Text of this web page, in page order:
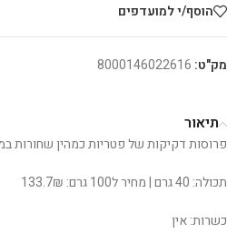
הוסף/י למועדפים
מק"ט: 8000146022616
תיאור
פרוסות דקיקות של פטריות כמהין שחורות
תכולה: 40 גרם | מחיר ל100 גרם: 133.7₪
כשרות: אין